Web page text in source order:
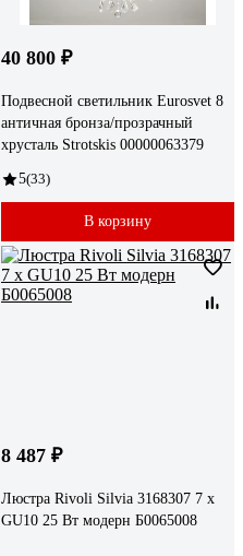
40 800 ₽
Подвесной светильник Eurosvet 8
античная бронза/прозрачный
хрусталь Strotskis 00000063379
5(33)
В корзину
8 487 ₽
Люстра Rivoli Silvia 3168307 7 х
GU10 25 Вт модерн Б0065008